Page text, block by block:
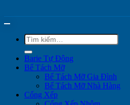
Tìm
kiếm:
Barie Tự Động
Bể Tách Mỡ
Bể Tách Mỡ Gia Đình
Bể Tách Mỡ Nhà Hàng
Cổng Xếp